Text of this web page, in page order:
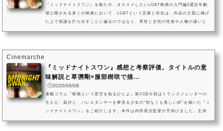
『ミッドナイトスワン』を観た今、オススメしたいLGBT映画の入門編5選近年劇
場公開される多くの映画において、LGBTという言葉と存在は、作品の主題に掲げ
た上で発議を打ち出すことに偏るのではなく、男性と女性の性差や人種の違いと
Cinemarche
『ミッドナイトスワン』感想と考察評価。タイトルの意
味解説と草彅剛×服部樹咲で描...
2020/09/08
連載コラム『映画という星空を知るひとよ』第21回今回はトランスジェンダーの
主人公・凪沙と、バレエダンサーを夢見る少女の“切なくも美しい絆”を描いた『ミ
ッドナイトスワン』をご紹介します。本作は内田英治監督が手掛けました。主演